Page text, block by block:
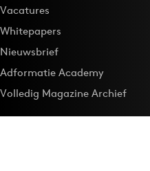
Vacatures
Whitepapers
Nieuwsbrief
Adformatie Academy
Volledig Magazine Archief